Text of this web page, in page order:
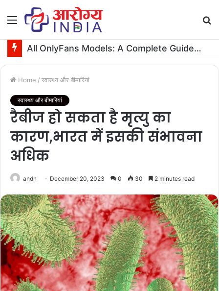
Menu
All OnlyFans Models: A Complete Guide to Privacy, Pricing, and Premium Access
Home / स्वास्थ्य और बीमारियां
स्वास्थ्य और बीमारियां
रैबीज हो सकता है मृत्यु का
कारण,भारत में इसकी संभावना
अधिक
andn December 20, 2023 0 30 2 minutes read